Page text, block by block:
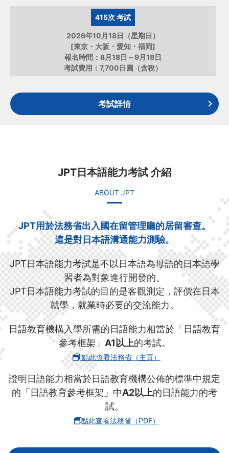
415次 考試
2026年10月18日（星期日）
[東京・大阪・愛知・福岡]
報名時間：8月18日～9月18日
考試費用：7,700日圓（含稅）
考試詳情
JPT日本語能力考試 介紹
ABOUT JPT
JPT用於法務省出入國在留管理廳的居留審查。
這是對日本語溝通能力測驗。
JPT日本語能力考試是不以日本語為母語的日本語學
習者為對象進行開發的。
JPT日本語能力考試的目的是客觀測定，評價在日本
就學，就業時必要的交流能力。
日語教育機構入學所需的日語能力相當於「日語教育
參考框架」 A1以上的考試。
點此查看法務省（主頁）
證明日語能力相當於日語教育機構公佈的標準中規定
的「日語教育參考框架」中A2以上的日語能力的考
試。
點此查看法務省（PDF）